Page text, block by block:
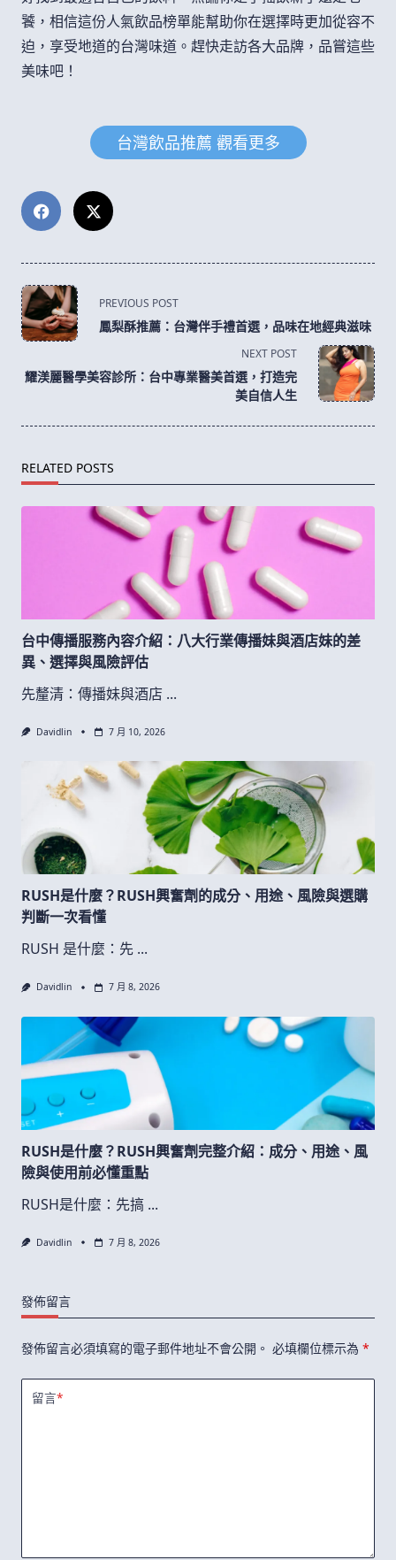
饕，相信這份人氣飲品榜單能幫助你在選擇時更加從容不
迫，享受地道的台灣味道。趕快走訪各大品牌，品嘗這些
美味吧！
台灣飲品推薦 觀看更多
<span
class="nav-
subtitle
reader-
PREVIOUS POST
鳳梨酥推薦：台灣伴手禮首選，品味在地經典滋味
NEXT POST
耀渼麗醫學美容診所：台中專業醫美首選，打造完
美自信人生
RELATED POSTS
台中傳播服務內容介紹：八大行業傳播妹與酒店妹的差
異、選擇與風險評估
先釐清：傳播妹與酒店 ...
Davidlin 7 月 10, 2026
RUSH是什麼？RUSH興奮劑的成分、用途、風險與選購
判斷一次看懂
RUSH 是什麼：先 ...
Davidlin 7 月 8, 2026
RUSH是什麼？RUSH興奮劑完整介紹：成分、用途、風
險與使用前必懂重點
RUSH是什麼：先搞 ...
Davidlin 7 月 8, 2026
發佈留言
發佈留言必須填寫的電子郵件地址不會公開。 必填欄位標示為 *
留言*